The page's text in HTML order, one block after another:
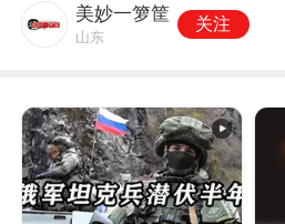
美妙一箩筐
山东
关注